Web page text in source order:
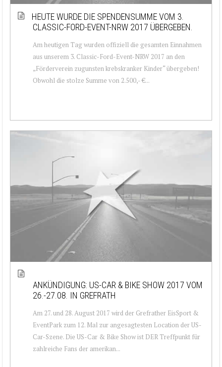
HEUTE WURDE DIE SPENDENSUMME VOM 3.
CLASSIC-FORD-EVENT-NRW 2017 ÜBERGEBEN.
Am heutigen Tag wurden offiziell die gesamten Einnahmen
aus unserem 3. Classic-Ford-Event-NRW 2017 an den
„Förderverein zugunsten krebskranker Kinder“ übergeben!
Obwohl die stolze Summe von 2.500,- €...
ANKÜNDIGUNG: US-CAR & BIKE SHOW 2017 VOM
26.-27.08. IN GREFRATH
Am 27. und 28. August 2017 wird der Grefrather EisSport &
EventPark zum 12. Mal zur angesagtesten Location der US-
Car-Szene. Die US-Car & Bike Show ist DER Treffpunkt für
zahlreiche Fans der amerikan...